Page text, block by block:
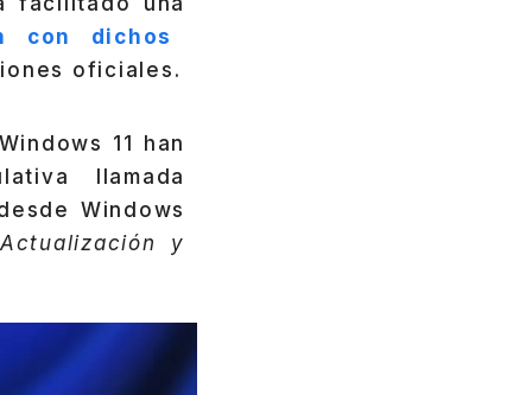
con dichos
oficiales.
11 han
llamada
Windows
y